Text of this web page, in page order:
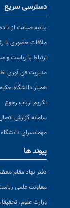
دسترسی سریع
بیانیه صیانت از
ملاقات حضوری با
ارتباط با ریاست و
مدیریت فن آوری
همیار دانشگاه
تکریم ارباب رجوع
سامانه گزارش
مهمانسرای دانشگاه
پیوند ها
دفتر نهاد مقام
معاونت علمی
وزارت علوم،